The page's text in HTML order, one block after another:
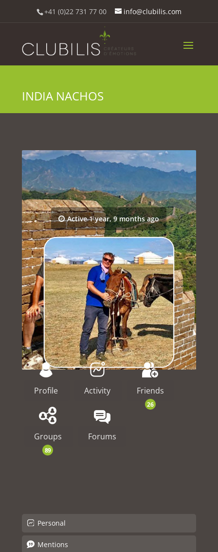
+41 (0)22 731 77 00 info@clubilis.com
INDIA NACHOS
Active 1 year, 9 months ago
Profile Activity Friends
26
Groups
89
Forums
Personal
Mentions